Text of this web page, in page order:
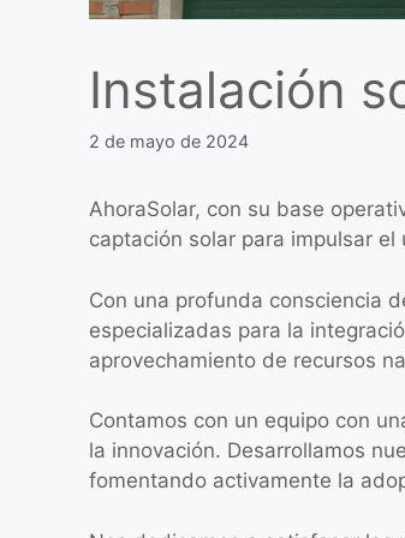
Instalación
2 de mayo de 2024
AhoraSolar, con su base
captación solar para impulsar
Con una profunda consciencia
especializadas para la
aprovechamiento de recursos
Contamos con un equipo con
la innovación. Desarrollamos
fomentando activamente la